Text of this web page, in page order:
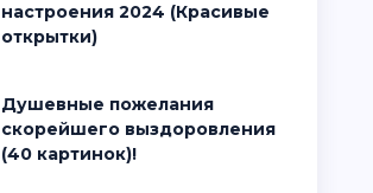
настроения 2024 (Красивые
открытки)
Душевные пожелания
скорейшего выздоровления
(40 картинок)!